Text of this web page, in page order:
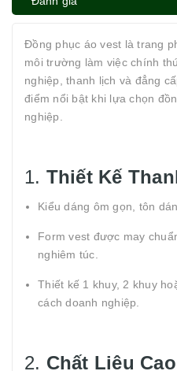
Đồng phục áo vest là trang
môi trường làm việc chính
nghiệp, thanh lịch và đẳng
điểm nổi bật khi lựa chọn
nghiệp.
1. Thiết Kế
Kiểu dáng ôm gọn, tôn
Form vest được may
nghiêm túc.
Thiết kế 1 khuy, 2 khuy
cách doanh nghiệp.
2. Chất Liệu